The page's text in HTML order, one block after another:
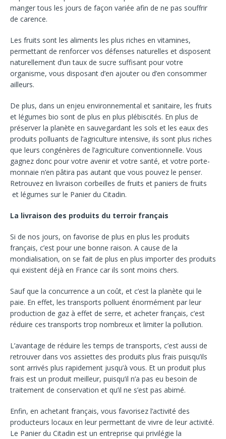
manger tous les jours de façon variée afin de ne pas souffrir
de carence.
Les fruits sont les aliments les plus riches en vitamines,
permettant de renforcer vos défenses naturelles et disposent
naturellement d’un taux de sucre suffisant pour votre
organisme, vous disposant d’en ajouter ou d’en consommer
ailleurs.
De plus, dans un enjeu environnemental et sanitaire, les fruits
et légumes bio sont de plus en plus plébiscités. En plus de
préserver la planète en sauvegardant les sols et les eaux des
produits polluants de l’agriculture intensive, ils sont plus riches
que leurs congénères de l’agriculture conventionnelle. Vous
gagnez donc pour votre avenir et votre santé, et votre porte-
monnaie n’en pâtira pas autant que vous pouvez le penser.
Retrouvez en livraison corbeilles de fruits et paniers de fruits
et légumes sur le Panier du Citadin.
La livraison des produits du terroir français
Si de nos jours, on favorise de plus en plus les produits
français, c’est pour une bonne raison. A cause de la
mondialisation, on se fait de plus en plus importer des produits
qui existent déjà en France car ils sont moins chers.
Sauf que la concurrence a un coût, et c’est la planète qui le
paie. En effet, les transports polluent énormément par leur
production de gaz à effet de serre, et acheter français, c’est
réduire ces transports trop nombreux et limiter la pollution.
L’avantage de réduire les temps de transports, c’est aussi de
retrouver dans vos assiettes des produits plus frais puisqu’ils
sont arrivés plus rapidement jusqu’à vous. Et un produit plus
frais est un produit meilleur, puisqu’il n’a pas eu besoin de
traitement de conservation et qu’il ne s’est pas abimé.
Enfin, en achetant français, vous favorisez l’activité des
producteurs locaux en leur permettant de vivre de leur activité.
Le Panier du Citadin est un entreprise qui privilégie la